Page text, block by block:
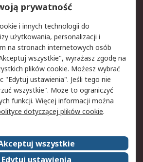
Rejestracja
e-
Polityka dotycząca
plików cookie
Użytkowanie witryny
Warunki Sprzedaży
Kontakt
RS na świecie
prywatność
i innych technologii do
użytkowania, personalizacji i
na stronach internetowych osób
wszystkie", wyrażasz zgodę na
plików cookie. Możesz wybrać
"Edytuj ustawienia". Jeśli tego nie
wszystkie". Może to ograniczyć
funkcji. Więcej informacji można
dotyczącej plików cookie.
wszystkie
Edytuj ustawienia